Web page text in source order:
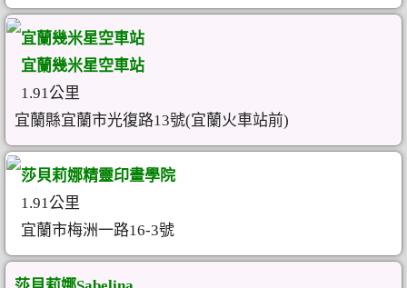
宜蘭幾米星空車站
宜蘭幾米星空車站
1.91公里
宜蘭縣宜蘭市光復路13號(宜蘭火車站前)
莎貝莉娜精靈印畫學院
1.91公里
宜蘭市梅洲一路16-3號